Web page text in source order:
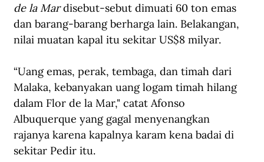
de la Mar disebut-sebut dimuati 60 ton emas
dan barang-barang berharga lain. Belakangan,
nilai muatan kapal itu sekitar US$8 milyar.
“Uang emas, perak, tembaga, dan timah dari
Malaka, kebanyakan uang logam timah hilang
dalam Flor de la Mar," catat Afonso
Albuquerque yang gagal menyenangkan
rajanya karena kapalnya karam kena badai di
sekitar Pedir itu.